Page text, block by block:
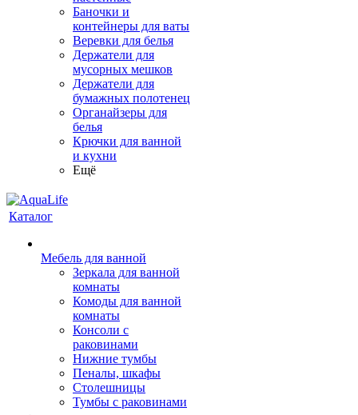
Баночки и
контейнеры для ваты
Веревки для белья
Держатели для
мусорных мешков
Держатели для
бумажных полотенец
Органайзеры для
белья
Крючки для ванной
и кухни
Ещё
Каталог
Мебель для ванной
Зеркала для ванной
комнаты
Комоды для ванной
комнаты
Консоли с
раковинами
Нижние тумбы
Пеналы, шкафы
Столешницы
Тумбы с раковинами